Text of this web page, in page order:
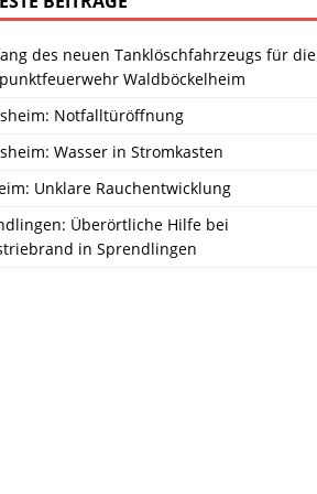
des neuen Tanklöschfahrzeugs für die
Waldböckelheim
Notfalltüröffnung
Wasser in Stromkasten
Unklare Rauchentwicklung
Überörtliche Hilfe bei
in Sprendlingen